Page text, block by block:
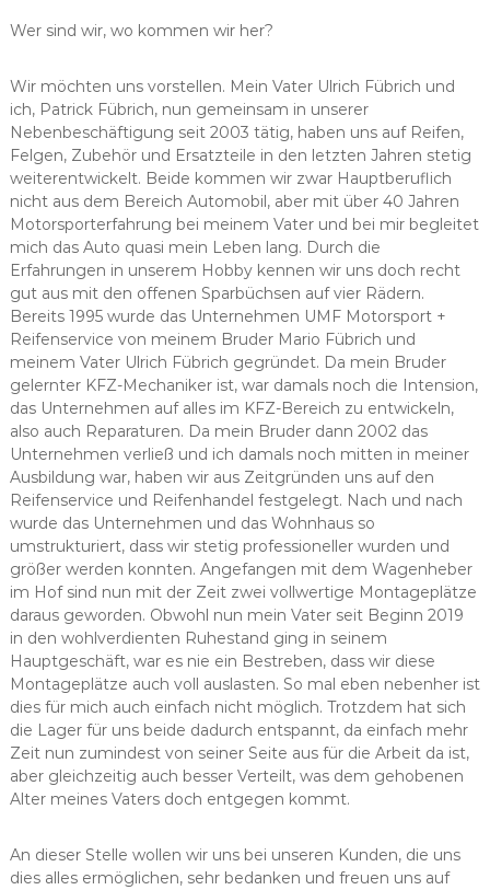
Wer sind wir, wo kommen wir her?
Wir möchten uns vorstellen. Mein Vater Ulrich Fübrich und
ich, Patrick Fübrich, nun gemeinsam in unserer
Nebenbeschäftigung seit 2003 tätig, haben uns auf Reifen,
Felgen, Zubehör und Ersatzteile in den letzten Jahren stetig
weiterentwickelt. Beide kommen wir zwar Hauptberuflich
nicht aus dem Bereich Automobil, aber mit über 40 Jahren
Motorsporterfahrung bei meinem Vater und bei mir begleitet
mich das Auto quasi mein Leben lang. Durch die
Erfahrungen in unserem Hobby kennen wir uns doch recht
gut aus mit den offenen Sparbüchsen auf vier Rädern.
Bereits 1995 wurde das Unternehmen UMF Motorsport +
Reifenservice von meinem Bruder Mario Fübrich und
meinem Vater Ulrich Fübrich gegründet. Da mein Bruder
gelernter KFZ-Mechaniker ist, war damals noch die Intension,
das Unternehmen auf alles im KFZ-Bereich zu entwickeln,
also auch Reparaturen. Da mein Bruder dann 2002 das
Unternehmen verließ und ich damals noch mitten in meiner
Ausbildung war, haben wir aus Zeitgründen uns auf den
Reifenservice und Reifenhandel festgelegt. Nach und nach
wurde das Unternehmen und das Wohnhaus so
umstrukturiert, dass wir stetig professioneller wurden und
größer werden konnten. Angefangen mit dem Wagenheber
im Hof sind nun mit der Zeit zwei vollwertige Montageplätze
daraus geworden. Obwohl nun mein Vater seit Beginn 2019
in den wohlverdienten Ruhestand ging in seinem
Hauptgeschäft, war es nie ein Bestreben, dass wir diese
Montageplätze auch voll auslasten. So mal eben nebenher ist
dies für mich auch einfach nicht möglich. Trotzdem hat sich
die Lager für uns beide dadurch entspannt, da einfach mehr
Zeit nun zumindest von seiner Seite aus für die Arbeit da ist,
aber gleichzeitig auch besser Verteilt, was dem gehobenen
Alter meines Vaters doch entgegen kommt.
An dieser Stelle wollen wir uns bei unseren Kunden, die uns
dies alles ermöglichen, sehr bedanken und freuen uns auf